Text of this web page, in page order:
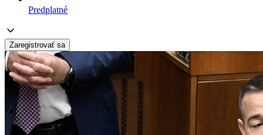
Predplatné
Zaregistrovať sa